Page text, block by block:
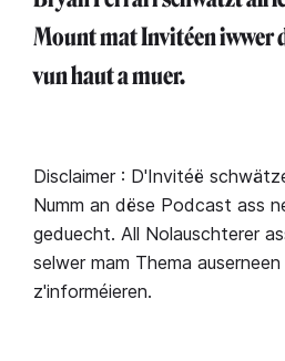
Mount mat Invitéen iwwer
vun haut a muer.⁣
Disclaimer : D'Invitéë
Numm an dëse Podcast ass
geduecht. All Nolauschterer
selwer mam Thema
z'informéieren.